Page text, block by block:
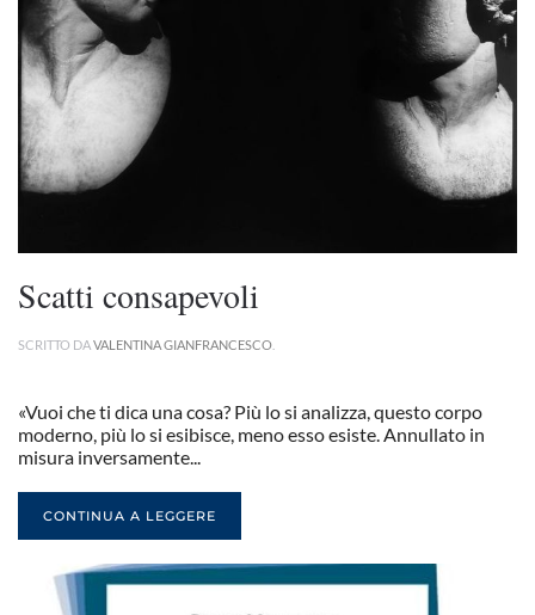
Scatti consapevoli
SCRITTO DAVALENTINA GIANFRANCESCO
«Vuoi che ti dica una cosa? Più lo si analizza, questo corpo
moderno, più lo si esibisce, meno esso esiste. Annullato in
misura inversamente...
CONTINUA A LEGGERE